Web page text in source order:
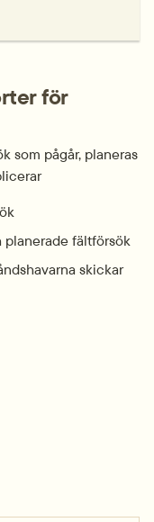
för
som pågår, planeras
planerade fältförsök
skickar